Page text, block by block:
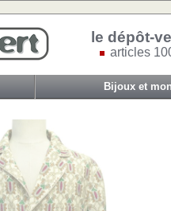
le dépôt-
articles
Bijoux et